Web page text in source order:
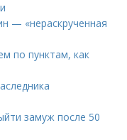
— «нераскрученная
по пунктам, как
замуж после 50